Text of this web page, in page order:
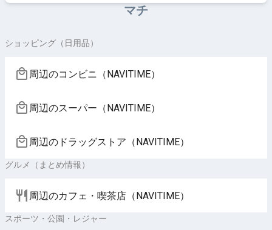
マチ
ショッピング（日用品）
周辺のコンビニ（NAVITIME）
周辺のスーパー（NAVITIME）
周辺のドラッグストア（NAVITIME）
グルメ（まとめ情報）
周辺のカフェ・喫茶店（NAVITIME）
スポーツ・公園・レジャー